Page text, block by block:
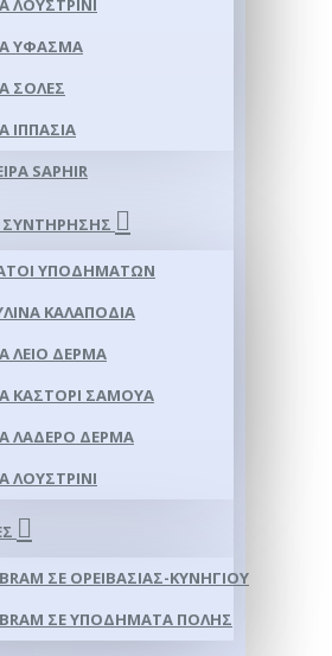
ΛΟΥΣΤΡΊΝΙ
ΥΦΑΣΜΑ
ΣΌΛΕΣ
ΙΠΠΑΣΊΑ
SAPHIR
ΥΠΟΔΗΜΆΤΩΝ
ΚΑΛΑΠΌΔΙΑ
ΛΕΊΟ ΔΈΡΜΑ
ΚΑΣΤΌΡΙ ΣΑΜΟΎΑ
ΛΑΔΕΡΌ ΔΈΡΜΑ
ΛΟΥΣΤΡΊΝΙ
ΣΕ ΟΡΕΙΒΑΣΊΑΣ-ΚΥΝΗΓΊΟΥ
ΣΕ ΥΠΟΔΉΜΑΤΑ ΠΌΛΗΣ